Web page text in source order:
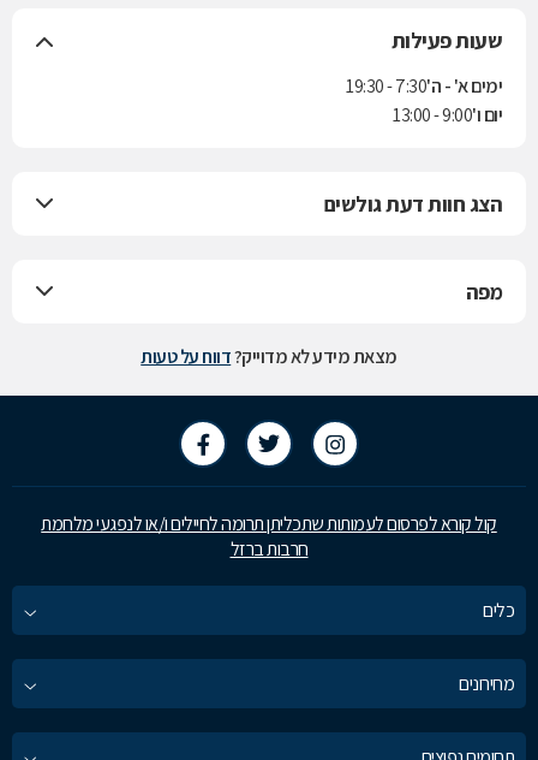
שעות פעילות
ימים א' - ה'7:30 - 19:30
יום ו'9:00 - 13:00
הצג חוות דעת גולשים
מפה
מצאת מידע לא מדוייק?דווח על טעות
קול קורא לפרסום לעמותות שתכליתן תרומה לחיילים ו/או לנפגעי מלחמת
חרבות ברזל
כלים
מחירונים